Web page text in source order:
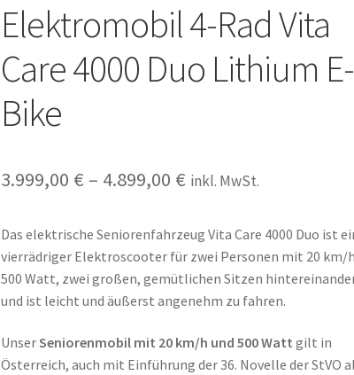
Elektromobil 4-Rad Vita
Care 4000 Duo Lithium E-
Bike
3.999,00 € – 4.899,00 € inkl. MwSt.
Das elektrische Seniorenfahrzeug Vita Care 4000 Duo ist
vierrädriger Elektroscooter für zwei Personen mit 20 km/
500 Watt, zwei großen, gemütlichen Sitzen
und ist leicht und äußerst angenehm zu fahren.
UnserSeniorenmobil mit 20 km/h und 500 Watt gilt in
Österreich, auch mit Einführung der 36. Novelle der StVO